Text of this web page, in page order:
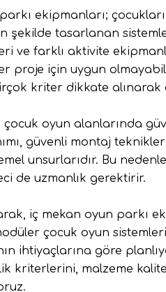
ekipmanları;
şekilde tasarlanan
ve farklı aktivite
proje için uygun
kriter dikkate alınarak
çocuk oyun alanlarında
güvenli montaj
unsurlarıdır. Bu
de uzmanlık gerektirir.
iç mekan oyun parkı
çocuk oyun
ihtiyaçlarına göre
kriterlerini, malzeme